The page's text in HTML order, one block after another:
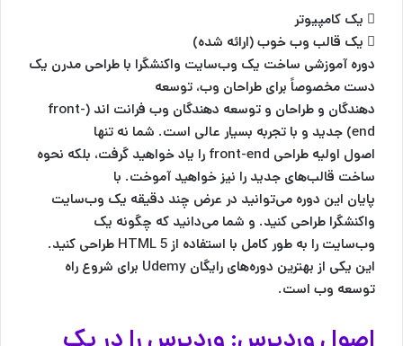
 یک کامپیوتر
 یک قالب وب خوب (ارائه شده)
دوره آموزشی ساخت یک وب‌سایت واکنشگرا با طراحی مدرن یک
دست مخصوصاً برای طراحان وب، توسعه
دهندگان و طراحان و توسعه دهندگان وب فرانت اند (front-
end) جدید و با تجربه بسیار عالی است. شما نه تنها
اصول اولیه طراحی front-end را یاد خواهید گرفت، بلکه نحوه
ساخت قالب‌های جدید را نیز خواهید آموخت. با
پایان این دوره می‌توانید در عرض چند دقیقه یک وب‌سایت
واکنشگرا طراحی کنید. و شما می‌دانید که چگونه یک
وب‌سایت را به طور کامل با استفاده از HTML 5 طراحی کنید.
این یکی از بهترین دوره‌های رایگان Udemy برای شروع راه
توسعه وب است.